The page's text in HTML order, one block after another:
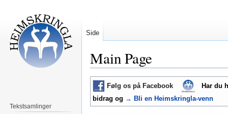
Main Page
Hopp
til
navigering
Hopp
til
søk
Følg os på Facebook
Har du
bidrag og → Bli en Heimskringla-venn
Side
Tekstsamlinger